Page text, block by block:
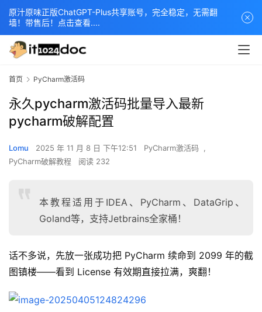
首页 PyCharm激活码
永久pycharm激活码批量导入最新
pycharm破解配置
Lomu 2025 年 11 月 8 日 下午12:51 PyCharm激活码
,
PyCharm破解教程
阅读 232
本教程适用于IDEA、PyCharm、DataGrip、
Goland等，支持Jetbrains全家桶！
话不多说，先放一张成功把 PyCharm 续命到 2099 年的截
图镇楼——看到 License 有效期直接拉满，爽翻！
原汁原味正版ChatGPT-Plus共享账号，完全稳定，无需翻
墙！带售后！点击查看....